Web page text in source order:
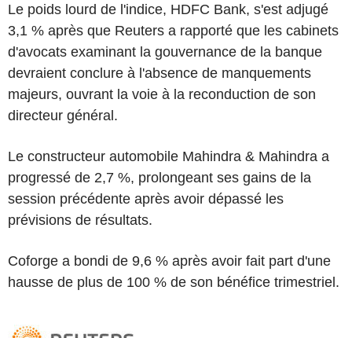
Le poids lourd de l'indice, HDFC Bank, s'est adjugé
3,1 % après que Reuters a rapporté que les cabinets
d'avocats examinant la gouvernance de la banque
devraient conclure à l'absence de manquements
majeurs, ouvrant la voie à la reconduction de son
directeur général.
Le constructeur automobile Mahindra & Mahindra a
progressé de 2,7 %, prolongeant ses gains de la
session précédente après avoir dépassé les
prévisions de résultats.
Coforge a bondi de 9,6 % après avoir fait part d'une
hausse de plus de 100 % de son bénéfice trimestriel.